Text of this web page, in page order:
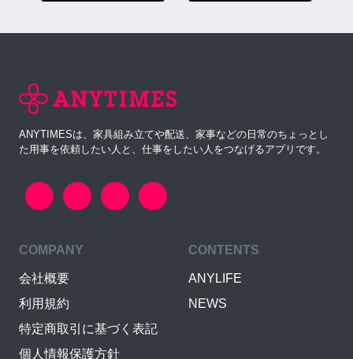
ANYTIMESは、家具組み立てや配送、家事などの日常のちょっとし
た用事を依頼したい人と、仕事をしたい人をつなげるアプリです。
COMPANY
会社概要
利用規約
特定商取引に基づく表記
個人情報保護方針
CONTENTS
ANYLIFE
NEWS